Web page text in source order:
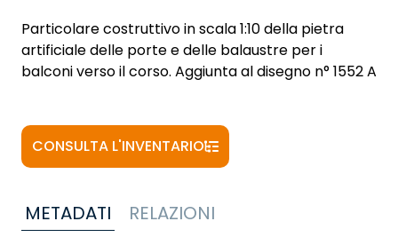
Particolare costruttivo in scala 1:10 della pietra
artificiale delle porte e delle balaustre per i
balconi verso il corso. Aggiunta al disegno n° 1552 A
CONSULTA L'INVENTARIO
METADATI RELAZIONI